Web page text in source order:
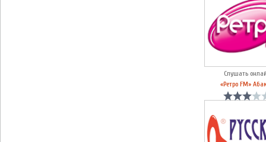
Слушать
«Ретро FM»